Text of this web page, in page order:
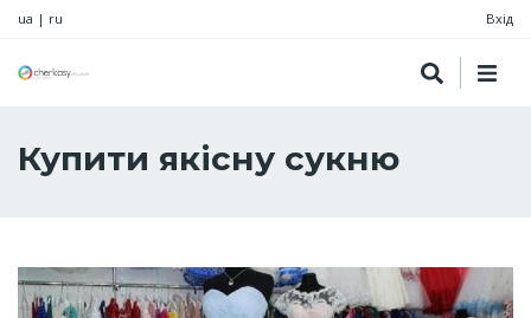
ua | ru Вхід
Купити якісну сукню